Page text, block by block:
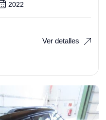
2022
Ver detalles